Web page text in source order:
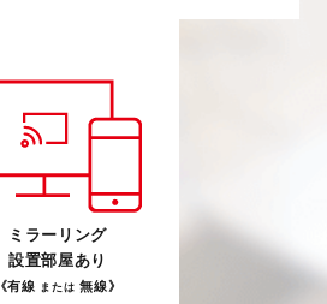
ミラーリング
設置部屋あり
《有線 または 無線》